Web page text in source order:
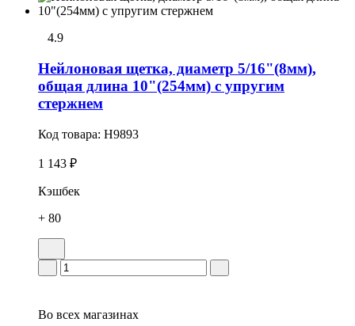
4.9
Нейлоновая щетка, диаметр 5/16"(8мм),
общая длина 10"(254мм) с упругим
стержнем
Код товара: H9893
1 143 ₽
Кэшбек
+ 80
Во всех магазинах